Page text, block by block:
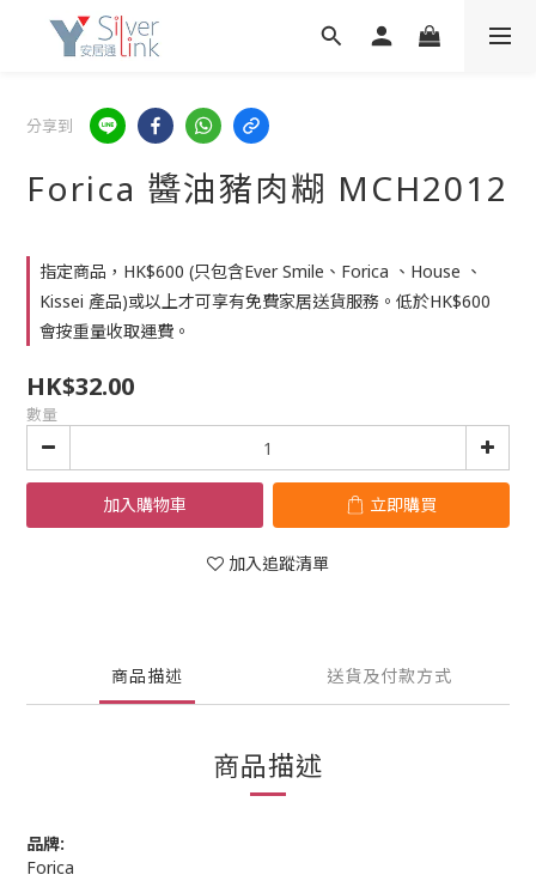
分享到
Forica 醬油豬肉糊 MCH2012
指定商品，HK$600 (只包含Ever Smile、Forica 、House 、
Kissei 產品)或以上才可享有免費家居送貨服務。低於HK$600
會按重量收取運費。
HK$32.00
數量
加入購物車 立即購買
加入追蹤清單
商品描述 送貨及付款方式
商品描述
品牌:
Forica